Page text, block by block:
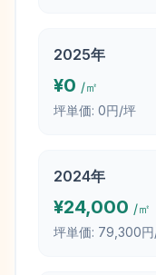
2025年
¥0 /㎡
坪単価: 0円/坪
2024年
¥24,000 /㎡
坪単価: 79,300